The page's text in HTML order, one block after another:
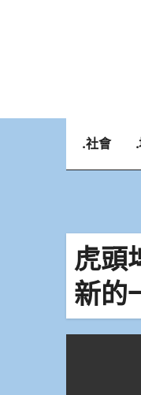
.社會
虎頭
新的